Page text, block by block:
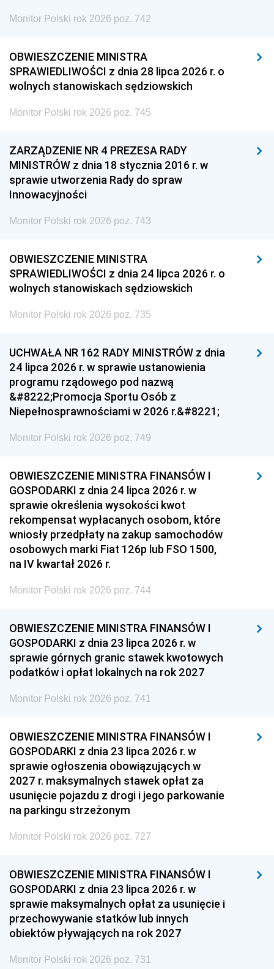
Monitor Polski rok 2026 poz. 742
OBWIESZCZENIE MINISTRA
SPRAWIEDLIWOŚCI z dnia 28 lipca 2026 r. o
wolnych stanowiskach sędziowskich
Monitor Polski rok 2026 poz. 745
ZARZĄDZENIE NR 4 PREZESA RADY
MINISTRÓW z dnia 18 stycznia 2016 r. w
sprawie utworzenia Rady do spraw
Innowacyjności
Monitor Polski rok 2026 poz. 743
OBWIESZCZENIE MINISTRA
SPRAWIEDLIWOŚCI z dnia 24 lipca 2026 r. o
wolnych stanowiskach sędziowskich
Monitor Polski rok 2026 poz. 735
UCHWAŁA NR 162 RADY MINISTRÓW z dnia
24 lipca 2026 r. w sprawie ustanowienia
programu rządowego pod nazwą
&#8222;Promocja Sportu Osób z
Niepełnosprawnościami w 2026 r.&#8221;
Monitor Polski rok 2026 poz. 749
OBWIESZCZENIE MINISTRA FINANSÓW I
GOSPODARKI z dnia 24 lipca 2026 r. w
sprawie określenia wysokości kwot
rekompensat wypłacanych osobom, które
wniosły przedpłaty na zakup samochodów
osobowych marki Fiat 126p lub FSO 1500,
na IV kwartał 2026 r.
Monitor Polski rok 2026 poz. 744
OBWIESZCZENIE MINISTRA FINANSÓW I
GOSPODARKI z dnia 23 lipca 2026 r. w
sprawie górnych granic stawek kwotowych
podatków i opłat lokalnych na rok 2027
Monitor Polski rok 2026 poz. 741
OBWIESZCZENIE MINISTRA FINANSÓW I
GOSPODARKI z dnia 23 lipca 2026 r. w
sprawie ogłoszenia obowiązujących w
2027 r. maksymalnych stawek opłat za
usunięcie pojazdu z drogi i jego parkowanie
na parkingu strzeżonym
Monitor Polski rok 2026 poz. 727
OBWIESZCZENIE MINISTRA FINANSÓW I
GOSPODARKI z dnia 23 lipca 2026 r. w
sprawie maksymalnych opłat za usunięcie i
przechowywanie statków lub innych
obiektów pływających na rok 2027
Monitor Polski rok 2026 poz. 731